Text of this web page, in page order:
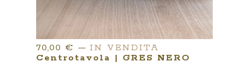
70,00 € — IN VENDITA
Centrotavola | GRES NERO